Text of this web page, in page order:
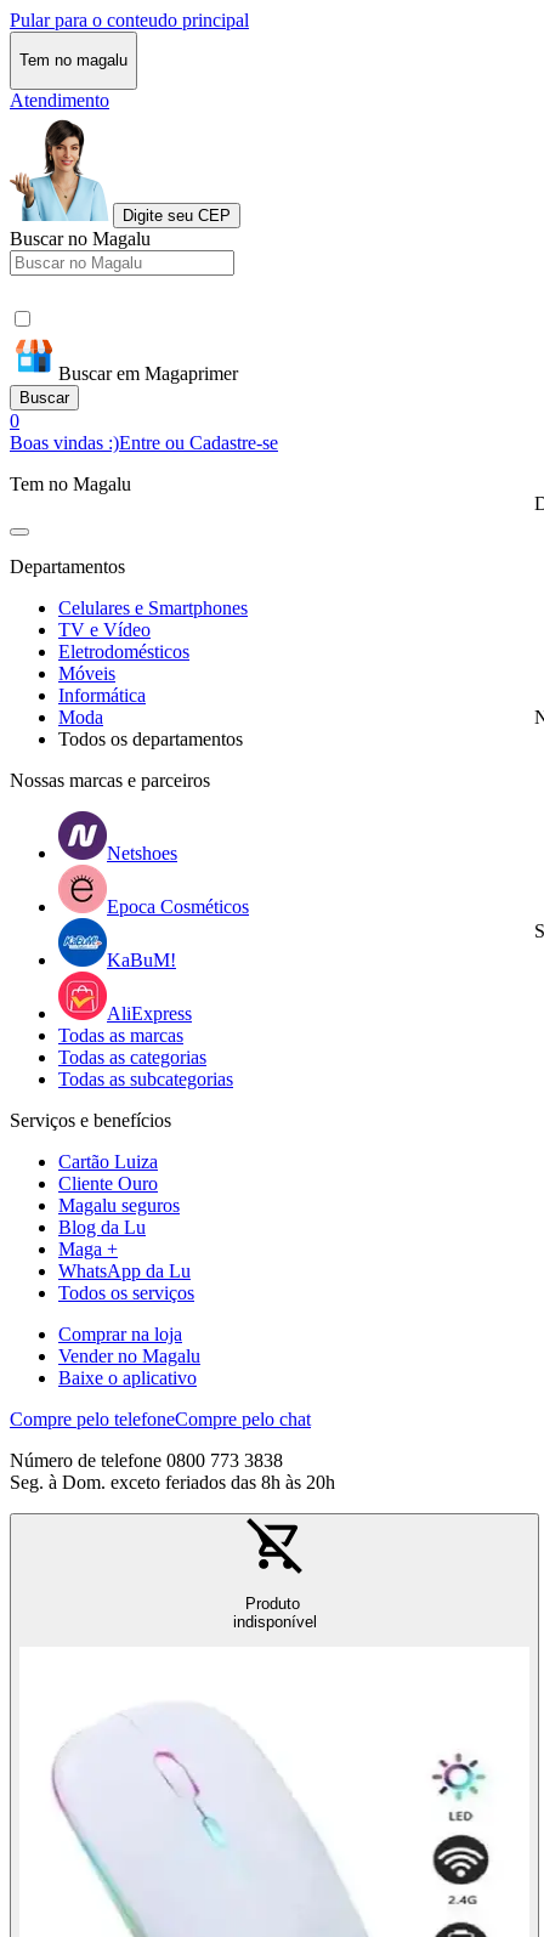
Pular para o conteudo principal
Tem no magalu
Atendimento
Digite seu CEP
Buscar no Magalu
Buscar em Magaprimer
Buscar
0
Boas vindas :)Entre ou Cadastre-se
Tem no Magalu
Departamentos
Celulares e Smartphones
TV e Vídeo
Eletrodomésticos
Móveis
Informática
Moda
Todos os departamentos
Nossas marcas e parceiros
Netshoes
Epoca Cosméticos
KaBuM!
AliExpress
Todas as marcas
Todas as categorias
Todas as subcategorias
Serviços e benefícios
Cartão Luiza
Cliente Ouro
Magalu seguros
Blog da Lu
Maga +
WhatsApp da Lu
Todos os serviços
Comprar na loja
Vender no Magalu
Baixe o aplicativo
Compre pelo telefoneCompre pelo chat
Número de telefone 0800 773 3838
Seg. à Dom. exceto feriados das 8h às 20h
Produto
indisponível